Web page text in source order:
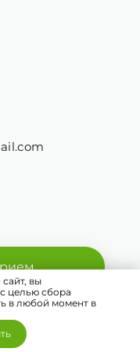
грудные
оценивает,
направить
маммолог,
защищены.
вы
с целью сбора
в любой момент в